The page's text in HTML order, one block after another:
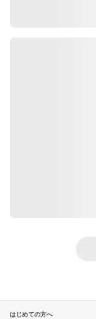
はじめての方へ